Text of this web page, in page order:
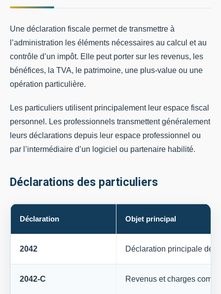
Une déclaration fiscale permet de transmettre à
l’administration les éléments nécessaires au calcul et au
contrôle d’un impôt. Elle peut porter sur les revenus, les
bénéfices, la TVA, le patrimoine, une plus-value ou une
opération particulière.
Les particuliers utilisent principalement leur espace fiscal
personnel. Les professionnels transmettent généralement
leurs déclarations depuis leur espace professionnel ou
par l’intermédiaire d’un logiciel ou partenaire habilité.
Déclarations des particuliers
Déclaration Objet principal
2042 Déclaration principale des
2042-C Revenus et charges